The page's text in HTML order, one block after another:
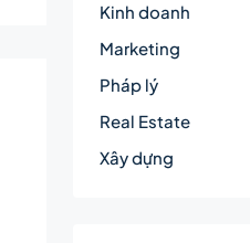
Kinh doanh
Marketing
Pháp lý
Real Estate
Xây dựng